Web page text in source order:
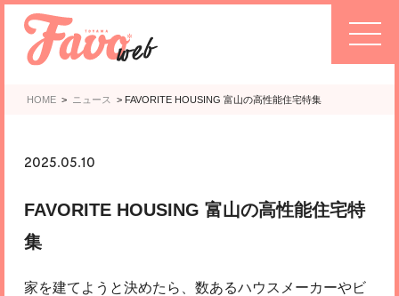
HOME > ニュース > FAVORITE HOUSING 富山の高性能住宅特集
2025.05.10
FAVORITE HOUSING 富山の高性能住宅特
集
家を建てようと決めたら、数あるハウスメーカーやビ